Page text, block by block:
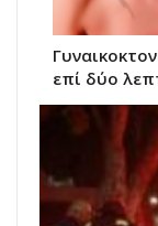
επί δύο